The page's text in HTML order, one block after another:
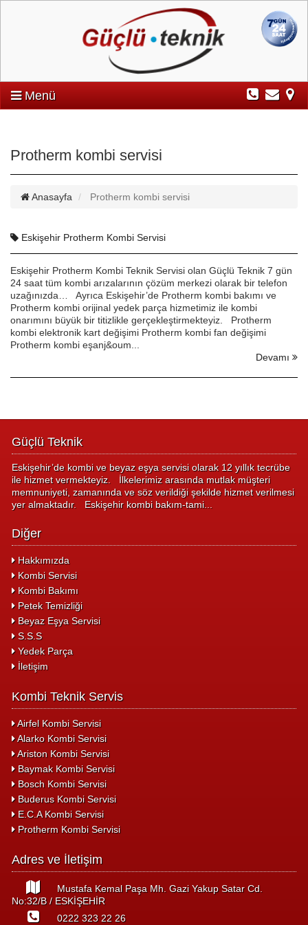
Menü
Protherm kombi servisi
Anasayfa Protherm kombi servisi
Eskişehir Protherm Kombi Servisi
Eskişehir Protherm Kombi Teknik Servisi olan Güçlü Teknik 7 gün
24 saat tüm kombi arızalarının çözüm merkezi olarak bir telefon
uzağınızda… Ayrıca Eskişehir’de Protherm kombi bakımı ve
Protherm kombi orijinal yedek parça hizmetimiz ile kombi
onarımını büyük bir titizlikle gerçekleştirmekteyiz. Protherm
kombi elektronik kart değişimi Protherm kombi fan değişimi
Protherm kombi eşanj&oum...
Devamı
Güçlü Teknik
Eskişehir’de kombi ve beyaz eşya servisi olarak 12 yıllık tecrübe
ile hizmet vermekteyiz. İlkelerimiz arasında mutlak müşteri
memnuniyeti, zamanında ve söz verildiği şekilde hizmet verilmesi
yer almaktadır. Eskişehir kombi bakım-tami...
Diğer
Hakkımızda
Kombi Servisi
Kombi Bakımı
Petek Temizliği
Beyaz Eşya Servisi
S.S.S
Yedek Parça
İletişim
Kombi Teknik Servis
Airfel Kombi Servisi
Alarko Kombi Servisi
Ariston Kombi Servisi
Baymak Kombi Servisi
Bosch Kombi Servisi
Buderus Kombi Servisi
E.C.A Kombi Servisi
Protherm Kombi Servisi
Adres ve İletişim
Mustafa Kemal Paşa Mh. Gazi Yakup Satar Cd.
No:32/B / ESKİŞEHİR
0222 323 22 26